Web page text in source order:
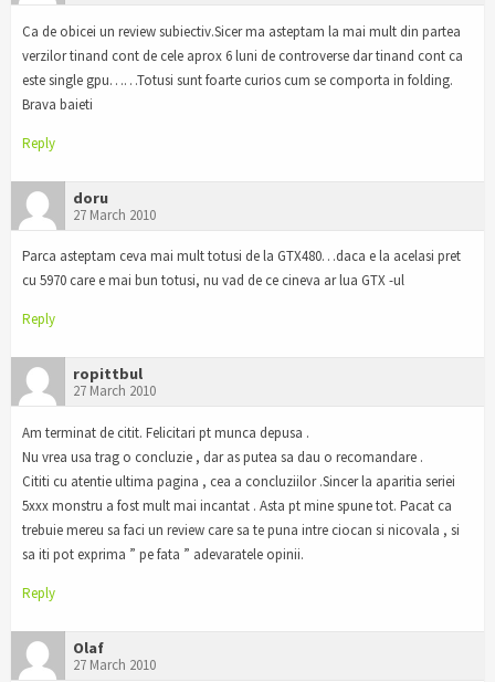
Ca de obicei un review subiectiv.Sicer ma asteptam la mai mult din partea
verzilor tinand cont de cele aprox 6 luni de controverse dar tinand cont ca
este single gpu……Totusi sunt foarte curios cum se comporta in folding.
Brava baieti
Reply
doru
27 March 2010
Parca asteptam ceva mai mult totusi de la GTX480…daca e la acelasi pret
cu 5970 care e mai bun totusi, nu vad de ce cineva ar lua GTX -ul
Reply
ropittbul
27 March 2010
Am terminat de citit. Felicitari pt munca depusa .
Nu vrea usa trag o concluzie , dar as putea sa dau o recomandare .
Cititi cu atentie ultima pagina , cea a concluziilor .Sincer la aparitia seriei
5xxx monstru a fost mult mai incantat . Asta pt mine spune tot. Pacat ca
trebuie mereu sa faci un review care sa te puna intre ciocan si nicovala , si
sa iti pot exprima ” pe fata ” adevaratele opinii.
Reply
Olaf
27 March 2010